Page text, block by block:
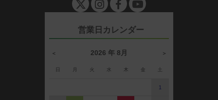
e
n
営業日カレンダー
＞
＜ 2026 年 8月
日 月 火 水 木 金 土
1